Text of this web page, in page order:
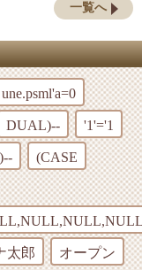
一覧へ
une.psml'a=0
DUAL)-- '1'='1
(CASE
太郎 オープン